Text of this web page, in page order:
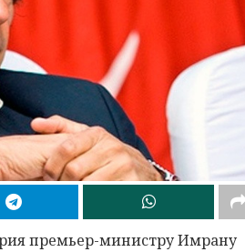
премьер-министру Имрану